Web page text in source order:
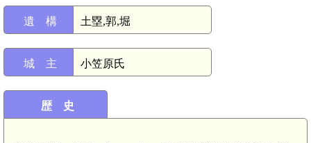
遺 構 土塁,郭,堀
城 主 小笠原氏
歴 史